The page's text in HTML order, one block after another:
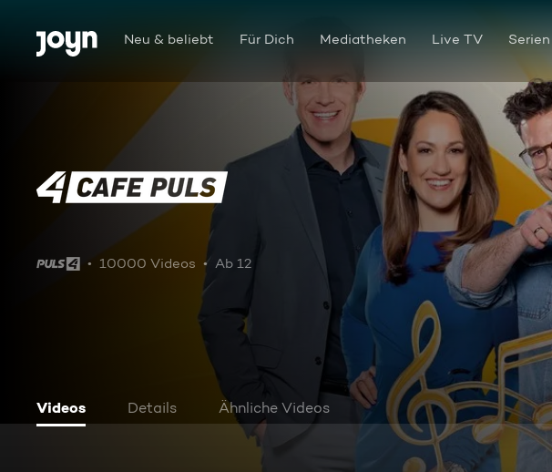
Zum Inhalt springen
Barrierefrei Neu & beliebt Für Dich Mediatheken Live TV Serien
Café Puls
10000 Videos Ab 12
Videos Details Ähnliche Videos